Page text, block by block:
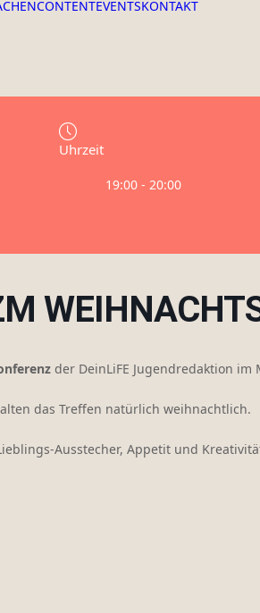
CONTENTEVENTSKONTAKT
Uhrzeit
19:00 - 20:00
der DeinLiFE Jugendredaktion
das Treffen natürlich weihnachtlich.
Ausstecher, Appetit und